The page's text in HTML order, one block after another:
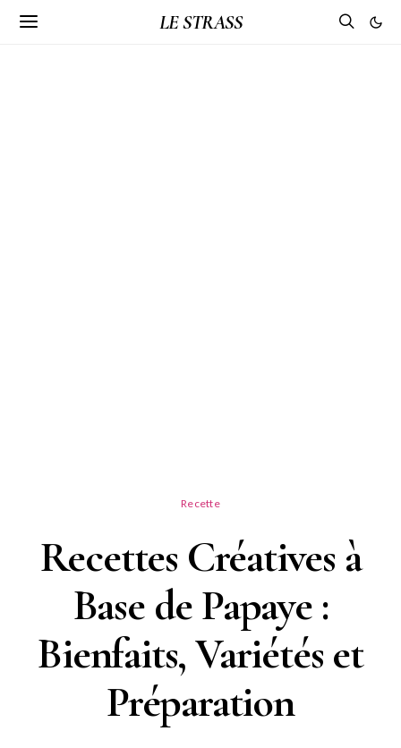
LE STRASS
Recette
Recettes Créatives à
Base de Papaye :
Bienfaits, Variétés et
Préparation